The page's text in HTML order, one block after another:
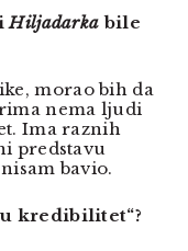
Hiljadarka bile
morao bih da
nema ljudi
Ima raznih
predstavu
bavio.
kredibilitet“?